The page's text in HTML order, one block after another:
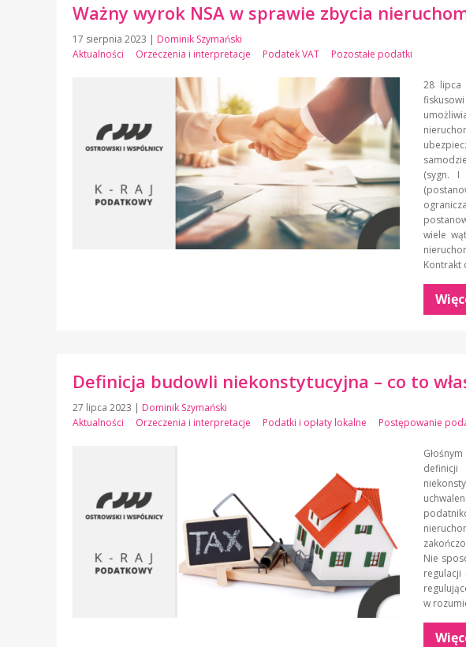
Ważny wyrok NSA w sprawie zbycia
17 sierpnia 2023 | Dominik Szymański
Aktualności
Orzeczenia i interpretacje Podatek VAT Pozostałe podatki
28 lipca
(sygn. I
wiele
Kontrakt
Definicja budowli niekonstytucyjna – co to
27 lipca 2023 | Dominik Szymański
Aktualności
Orzeczenia i interpretacje Podatki i opłaty lokalne Postępowanie
Nie
regulacji
w